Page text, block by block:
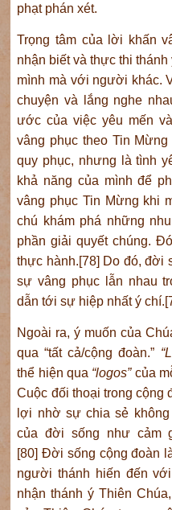
phạt phán xét.
Trọng tâm của lời khấn
nhận biết và thực thi
mình mà với người khác.
chuyện và lắng nghe
ước của việc yêu mến
vâng phục theo Tin
quy phục, nhưng là tình
khả năng của mình để
vâng phục Tin Mừng khi
chú khám phá những
phần giải quyết chúng.
thực hành.[78] Do đó, đời
sự vâng phục lẫn nhau
dẫn tới sự hiệp nhất ý
Ngoài ra, ý muốn của
qua “tất cả/cộng đoàn.”
thể hiện qua “logos”của
Cuộc đối thoại trong cộng
lợi nhờ sự chia sẻ
của đời sống như cảm
[80] Đời sống cộng đoàn
người thánh hiến đến
nhận thánh ý Thiên